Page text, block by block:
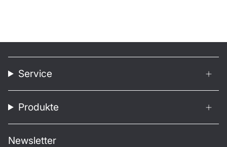
Service
Produkte
Newsletter